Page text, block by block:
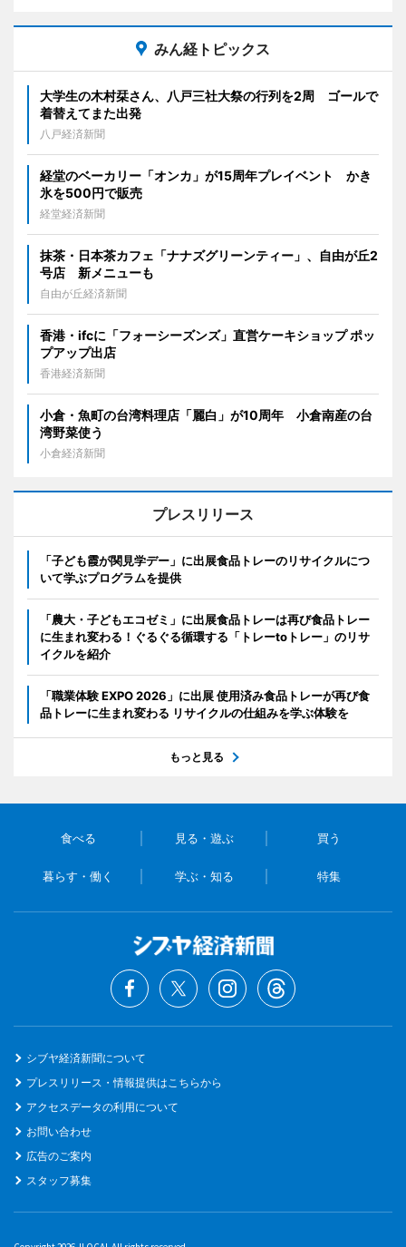
みん経トピックス
大学生の木村栞さん、八戸三社大祭の行列を2周 ゴールで
着替えてまた出発
八戸経済新聞
経堂のベーカリー「オンカ」が15周年プレイベント かき
氷を500円で販売
経堂経済新聞
抹茶・日本茶カフェ「ナナズグリーンティー」、自由が丘2
号店 新メニューも
自由が丘経済新聞
香港・ifcに「フォーシーズンズ」直営ケーキショップ ポッ
プアップ出店
香港経済新聞
小倉・魚町の台湾料理店「麗白」が10周年 小倉南産の台
湾野菜使う
小倉経済新聞
プレスリリース
「子ども霞が関見学デー」に出展食品トレーのリサイクルにつ
いて学ぶプログラムを提供
「農大・子どもエコゼミ」に出展食品トレーは再び食品トレー
に生まれ変わる！ぐるぐる循環する「トレーtoトレー」のリサ
イクルを紹介
「職業体験 EXPO 2026」に出展 使用済み食品トレーが再び食
品トレーに生まれ変わる リサイクルの仕組みを学ぶ体験を
もっと見る
食べる 見る・遊ぶ 買う
暮らす・働く 学ぶ・知る 特集
シブヤ経済新聞について
プレスリリース・情報提供はこちらから
アクセスデータの利用について
お問い合わせ
広告のご案内
スタッフ募集